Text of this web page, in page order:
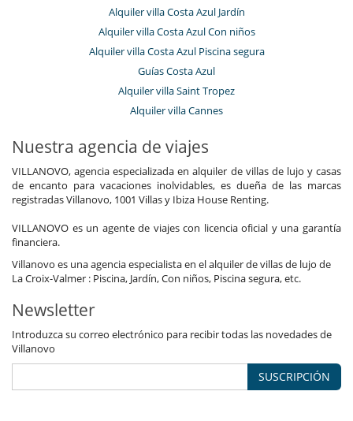
Alquiler villa Costa Azul Jardín
Alquiler villa Costa Azul Con niños
Alquiler villa Costa Azul Piscina segura
Guías Costa Azul
Alquiler villa Saint Tropez
Alquiler villa Cannes
Nuestra agencia de viajes
VILLANOVO, agencia especializada en alquiler de villas de lujo y casas
de encanto para vacaciones inolvidables, es dueña de las marcas
registradas Villanovo, 1001 Villas y Ibiza House Renting.
VILLANOVO es un agente de viajes con licencia oficial y una garantía
financiera.
Villanovo es una agencia especialista en el alquiler de villas de lujo de
La Croix-Valmer : Piscina, Jardín, Con niños, Piscina segura, etc.
Newsletter
Introduzca su correo electrónico para recibir todas las novedades de
Villanovo
SUSCRIPCIÓN